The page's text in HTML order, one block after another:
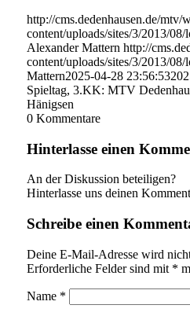
http://cms.dedenhausen.de/mtv/
content/uploads/sites/3/2013/
Alexander Mattern http://
content/uploads/sites/3/2013/
Mattern2025-04-28 23:56:53
Spieltag, 3.KK: MTV
Hänigsen
0 Kommentare
Hinterlasse einen
An der Diskussion beteiligen?
Hinterlasse uns deinen
Schreibe einen
Deine E-Mail-Adresse wird
Erforderliche Felder sind mit *
Name *